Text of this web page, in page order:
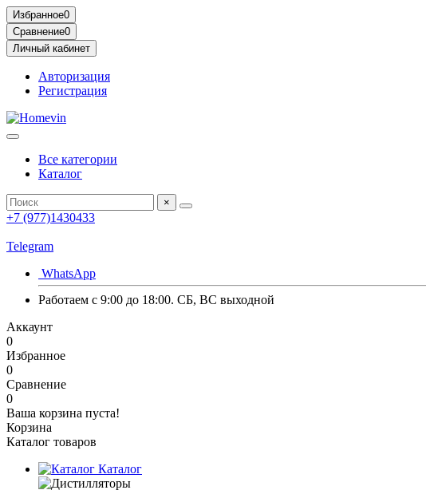
Избранное0
Сравнение0
Личный кабинет
Авторизация
Регистрация
Все категории
Каталог
×
+7 (977)1430433
Telegram
WhatsApp
Работаем с 9:00 до 18:00. СБ, ВС выходной
Аккаунт
0
Избранное
0
Сравнение
0
Ваша корзина пуста!
Корзина
Каталог товаров
Каталог